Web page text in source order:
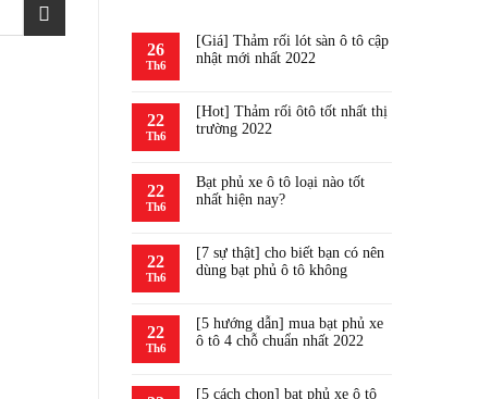
26
Th6
[Giá] Thảm rối lót sàn ô tô cập
nhật mới nhất 2022
22
Th6
[Hot] Thảm rối ôtô tốt nhất thị
trường 2022
22
Th6
Bạt phủ xe ô tô loại nào tốt
nhất hiện nay?
22
Th6
[7 sự thật] cho biết bạn có nên
dùng bạt phủ ô tô không
22
Th6
[5 hướng dẫn] mua bạt phủ xe
ô tô 4 chỗ chuẩn nhất 2022
[5 cách chọn] bạt phủ xe ô tô